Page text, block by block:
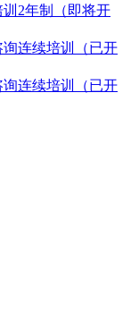
训2年制（即将开
询连续培训（已开
询连续培训（已开